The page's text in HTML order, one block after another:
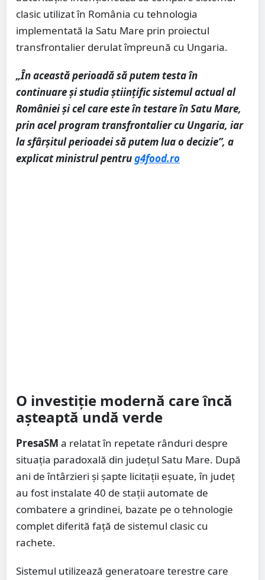
clasic utilizat în România cu tehnologia
implementată la Satu Mare prin proiectul
transfrontalier derulat împreună cu Ungaria.
„În această perioadă să putem testa în
continuare și studia științific sistemul actual al
României și cel care este în testare în Satu Mare,
prin acel program transfrontalier cu Ungaria, iar
la sfârșitul perioadei să putem lua o decizie”, a
explicat ministrul pentrug4food.ro
O investiție modernă care încă
așteaptă undă verde
PresaSM a relatat în repetate rânduri despre
situația paradoxală din județul Satu Mare. După
ani de întârzieri și șapte licitații eșuate, în județ
au fost instalate 40 de stații automate de
combatere a grindinei, bazate pe o tehnologie
complet diferită față de sistemul clasic cu
rachete.
Sistemul utilizează generatoare terestre care